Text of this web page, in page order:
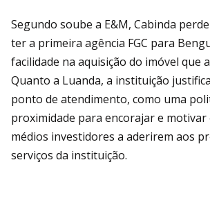
Segundo soube a E&M, Cabinda
ter a primeira agência FGC para
facilidade na aquisição do imóvel que
Quanto a Luanda, a instituição
ponto de atendimento, como uma
proximidade para encorajar e motivar
médios investidores a aderirem aos
serviços da instituição.